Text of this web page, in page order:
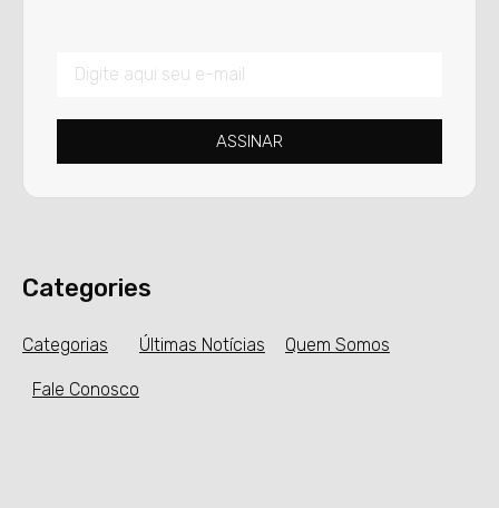
ASSINAR
Categories
Categorias Últimas Notícias Quem Somos
Fale Conosco